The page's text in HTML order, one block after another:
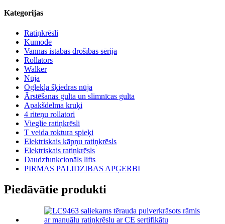
Kategorijas
Ratiņkrēsli
Kumode
Vannas istabas drošības sērija
Rollators
Walker
Nūja
Oglekļa šķiedras nūja
Ārstēšanas gulta un slimnīcas gulta
Apakšdelma kruķi
4 riteņu rollatori
Vieglie ratiņkrēsli
T veida roktura spieķi
Elektriskais kāpņu ratiņkrēsls
Elektriskais ratiņkrēsls
Daudzfunkcionāls lifts
PIRMĀS PALĪDZĪBAS APĢĒRBI
Piedāvātie produkti